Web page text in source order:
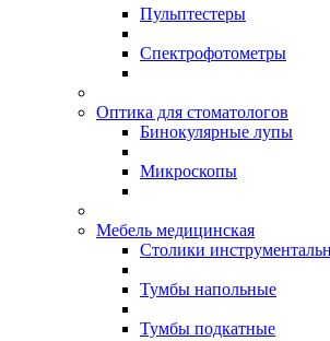
Пульптестеры
Спектрофотометры
Оптика для стоматологов
Бинокулярные лупы
Микроскопы
Мебель медицинская
Столики
Тумбы напольные
Тумбы подкатные